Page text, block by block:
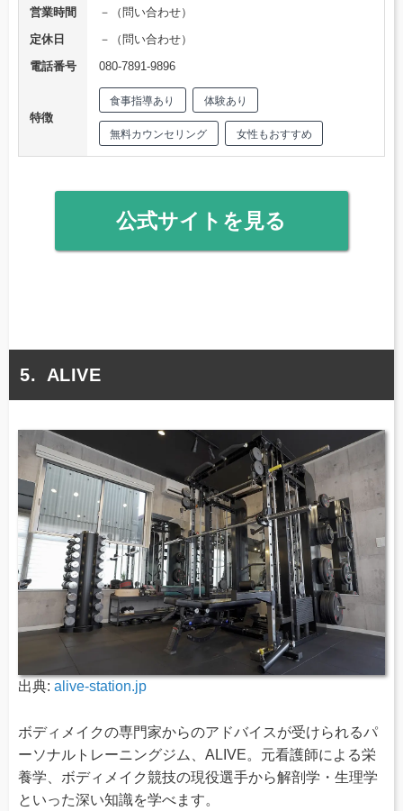
営業時間
－（問い合わせ）
定休日
－（問い合わせ）
電話番号
080-7891-9896
特徴
食事指導あり 体験あり
無料カウンセリング 女性もおすすめ
公式サイトを見る
ALIVE
出典: alive-station.jp
ボディメイクの専門家からのアドバイスが受けられるパ
ーソナルトレーニングジム、ALIVE。元看護師による栄
養学、ボディメイク競技の現役選手から解剖学・生理学
といった深い知識を学べます。